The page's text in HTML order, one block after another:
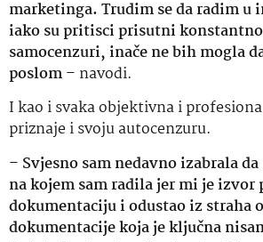
marketinga. Trudim se da radim u
iako su pritisci prisutni
samocenzuri, inače ne bih mogla
poslom– navodi.
I kao i svaka objektivna i
priznaje i svoju autocenzuru.
– Svjesno sam nedavno izabrala
na kojem sam radila jer mi je izvor
dokumentaciju i odustao iz straha
dokumentacije koja je ključna